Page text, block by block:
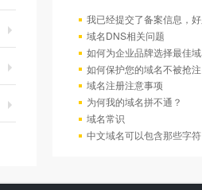
我已经提交了备案信息，
域名DNS相关问题
如何为企业品牌选择最佳
如何保护您的域名不被抢注
域名注册注意事项
为何我的域名拼不通？
域名常识
中文域名可以包含那些字